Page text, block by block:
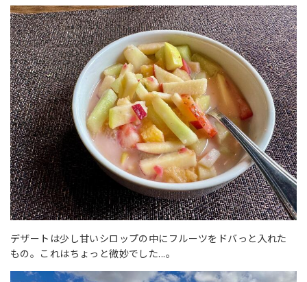
デザートは少し甘いシロップの中にフルーツをドバっと入れた
もの。これはちょっと微妙でした...。